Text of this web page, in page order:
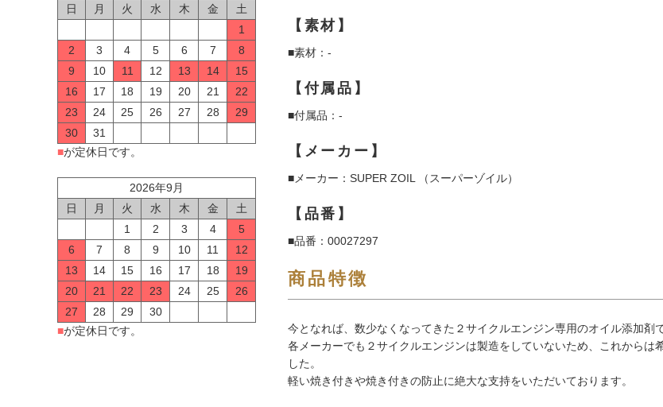
日
月 火 水 木 金
土
1
2
3 4 5 6 7
8
9
10 11 12 13 14
15
16
17 18 19 20 21
22
23
24 25 26 27 28
29
30
31
■が定休日です。
2026年9月
日
月 火 水 木 金
土
1
2 3 4
5
6
7 8 9 10 11
12
13
14 15 16 17 18
19
20
21 22 23 24 25
26
27
28 29
30
■が定休日です。
【素材】
■素材：-
【付属品】
■付属品：-
【メーカー】
■メーカー：SUPER ZOIL （スーパーゾイル）
【品番】
■品番：00027297
商品特徴
今となれば、数少なくなってきた２サイクルエンジン専用のオイル添加剤で
各メーカーでも２サイクルエンジンは製造をしていないため、これから
した。
軽い焼き付きや焼き付きの防止に絶大な支持をいただいております。